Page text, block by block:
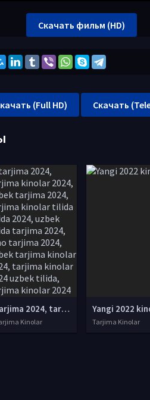
Скачать фильм (HD)
(Full HD) Скачать
tarjima 2024, tarjima kinolar 2024, uzbek tarjima 2024, tarjima kinolar tilida tilida 2024, uzbek tilida tarjima 2024, kino tarjima 2024, uzbek tarjima kinolar 2024, tarjima kinolar 2024 uzbek tilida, tarjima kinolar 2024 o zbek, tarjima kinolar 2024
Kinolar
Yangi 2022
Tarjima Kinolar